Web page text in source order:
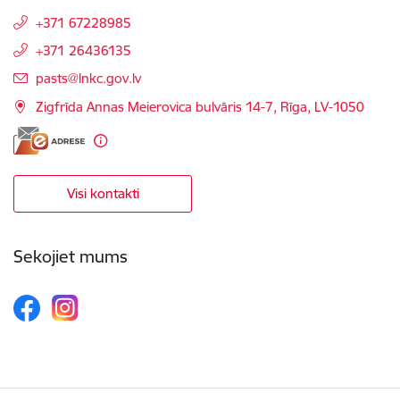
+371 67228985
+371 26436135
E-pasts:
pasts@lnkc.gov.lv
Zigfrīda Annas Meierovica bulvāris 14-7, Rīga, LV-1050
Visi kontakti
Sekojiet mums